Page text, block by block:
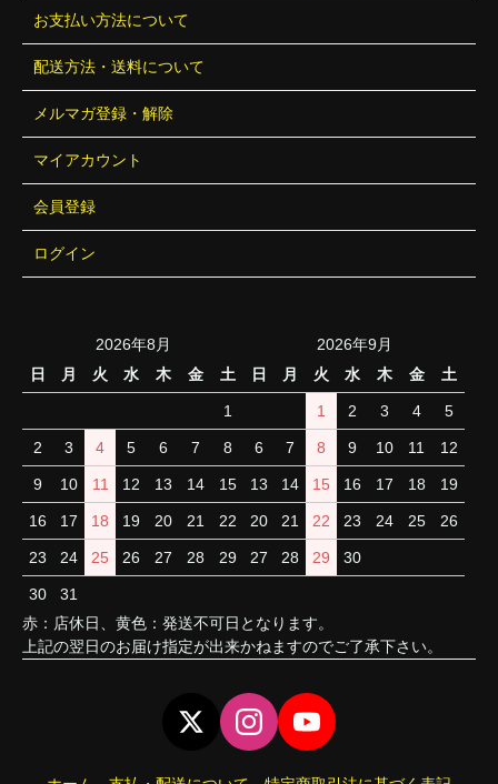
お支払い方法について
配送方法・送料について
メルマガ登録・解除
マイアカウント
会員登録
ログイン
2026年8月
日
月 火 水 木 金 土
1
2 3 4 5 6 7 8
9 10 11 12 13 14 15
16 17 18 19 20 21 22
23 24 25 26 27 28 29
30 31
2026年9月
日
月 火 水 木 金 土
1 2 3 4 5
6 7 8 9 10 11 12
13 14 15 16 17 18 19
20 21 22 23 24 25 26
27 28 29 30
赤：店休日、黄色：発送不可日となります。
上記の翌日のお届け指定が出来かねますのでご了承下さい。